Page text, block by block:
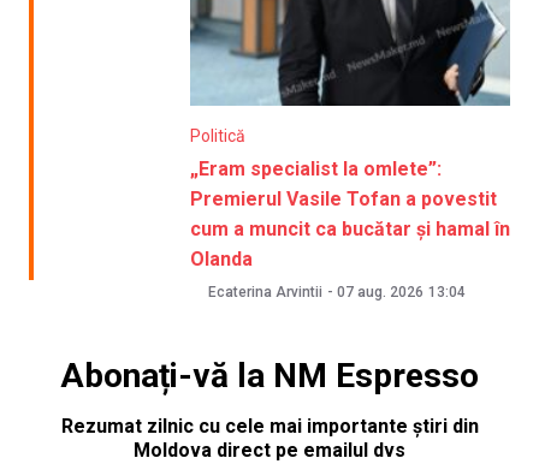
Politică
„Eram specialist la omlete”:
Premierul Vasile Tofan a povestit
cum a muncit ca bucătar și hamal în
Olanda
Ecaterina Arvintii - 07 aug. 2026 13:04
Abonați-vă la NM Espresso
Rezumat zilnic cu cele mai importante știri din
Moldova direct pe emailul dvs